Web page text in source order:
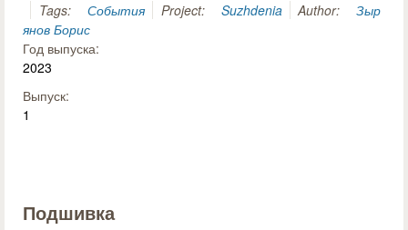
Tags: События Project: Suzhdenia Author:
Зыр
янов Борис
Год выпуска:
2023
Выпуск:
1
Подшивка